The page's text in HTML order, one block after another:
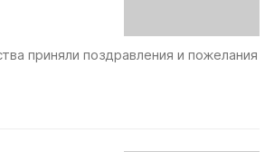
приняли поздравления и пожелания